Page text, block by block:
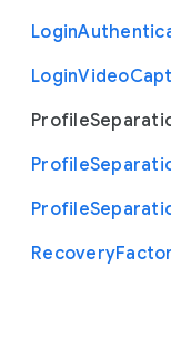
Login
LoginVideo
Profile
Profile
Profile
RecoveryFactor